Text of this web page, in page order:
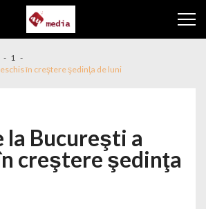
1
în creştere şedinţa de luni
la Bucureşti a
creştere şedinţa